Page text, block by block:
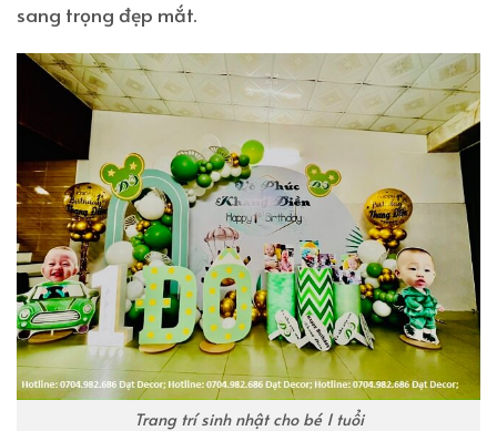
sang trọng đẹp mắt.
Trang trí sinh nhật cho bé 1 tuổi